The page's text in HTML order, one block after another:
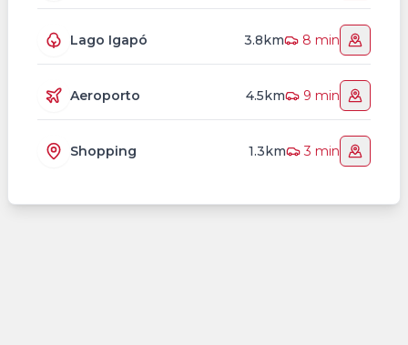
Lago Igapó 3.8km 8 min
Aeroporto 4.5km 9 min
Shopping 1.3km 3 min